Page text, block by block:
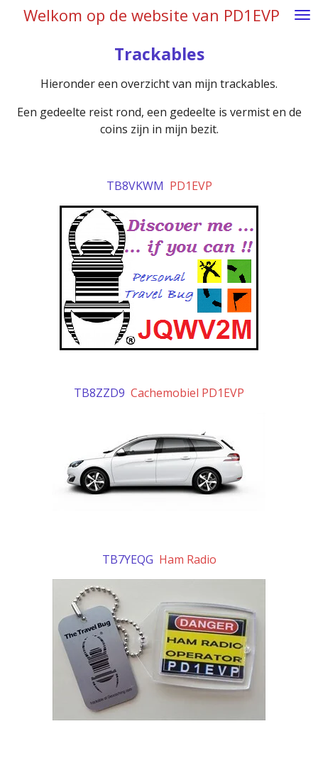
hoofdinhoud
Welkom op de website van PD1EVP
Trackables
Hieronder een overzicht van mijn trackables.
Een gedeelte reist rond, een gedeelte is vermist en de
coins zijn in mijn bezit.
TB8VKWM PD1EVP
TB8ZZD9 Cachemobiel PD1EVP
TB7YEQG Ham Radio